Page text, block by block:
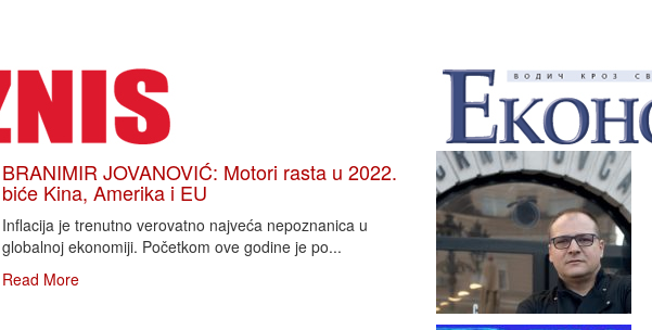
BRANIMIR JOVANOVIĆ: Motori rasta u 2022.
biće Kina, Amerika i EU
Inflacija je trenutno verovatno najveća nepoznanica u
globalnoj ekonomiji. Početkom ove godine je po...
Read More